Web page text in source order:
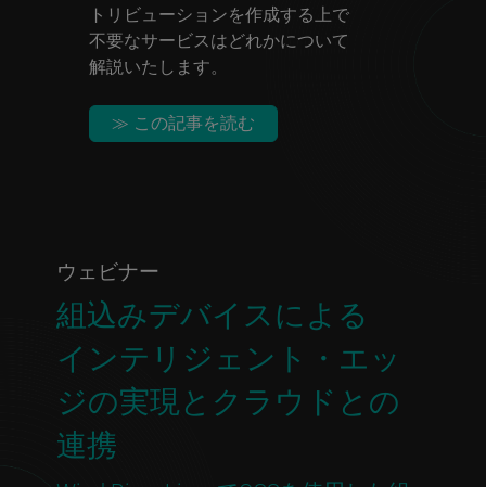
トリビューションを作成する上で
不要なサービスはどれかについて
解説いたします。
≫ この記事を読む
ウェビナー
組込みデバイスによる
インテリジェント・エッ
ジの実現とクラウドとの
連携